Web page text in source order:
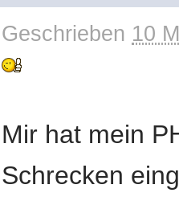
Geschrieben 10
Mir hat mein
Schrecken